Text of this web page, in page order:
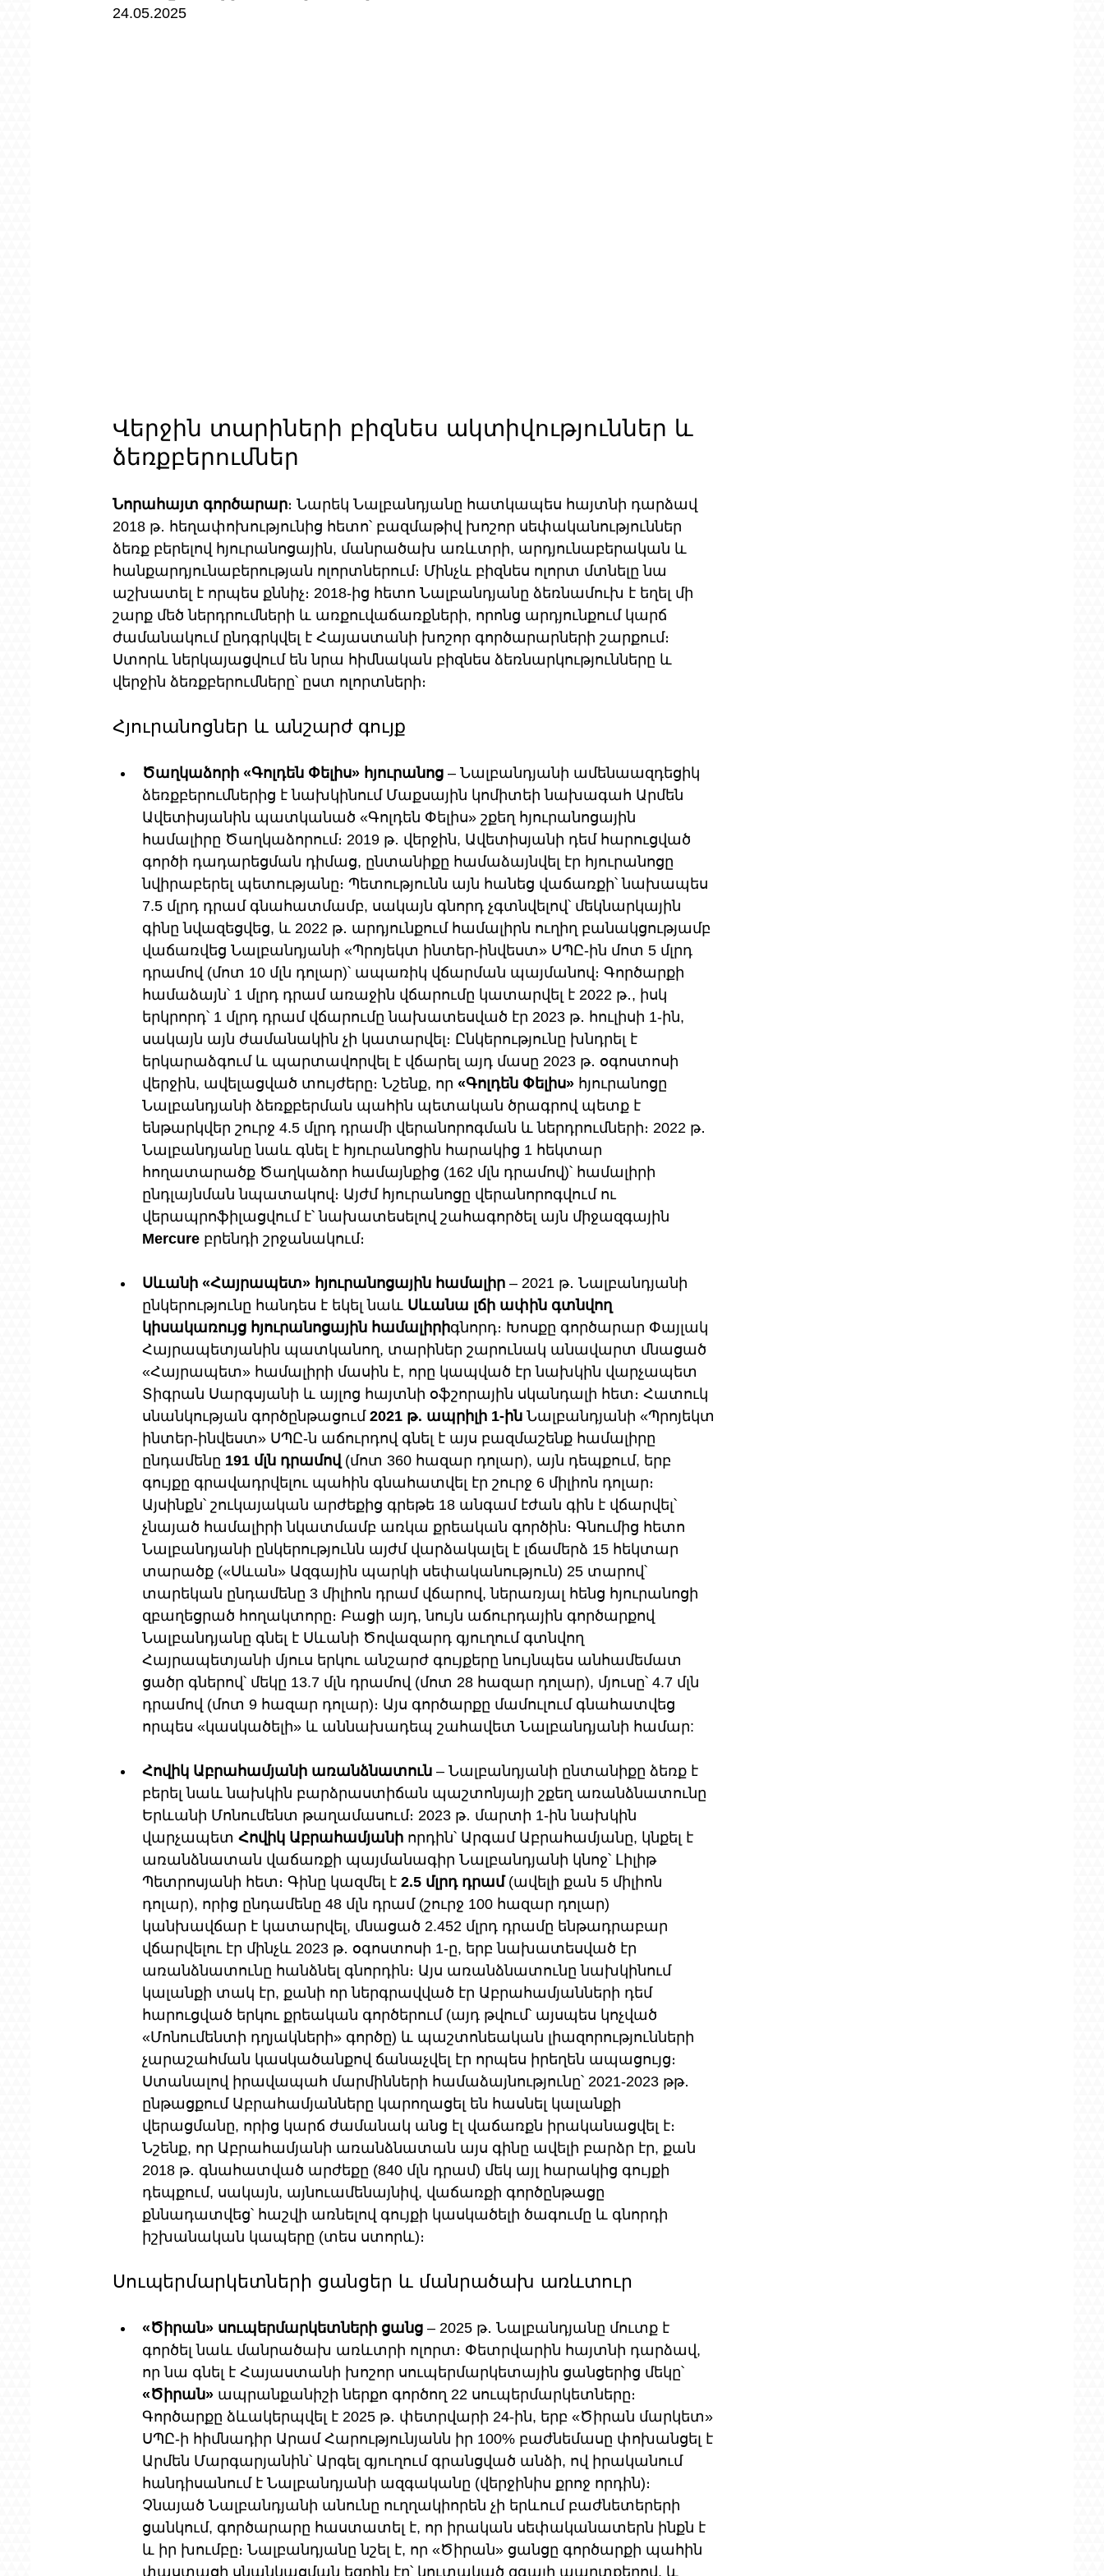
24.05.2025
Վերջին տարիների բիզնես ակտիվություններ և
ձեռքբերումներ
Նորահայտ գործարար։ Նարեկ Նալբանդյանը հատկապես հայտնի դարձավ
2018 թ․ հեղափոխությունից հետո՝ բազմաթիվ խոշոր սեփականություններ
ձեռք բերելով հյուրանոցային, մանրածախ առևտրի, արդյունաբերական և
հանքարդյունաբերության ոլորտներում։ Մինչև բիզնես ոլորտ մտնելը նա
աշխատել է որպես քննիչ։ 2018-ից հետո Նալբանդյանը ձեռնամուխ է եղել մի
շարք մեծ ներդրումների և առքուվաճառքների, որոնց արդյունքում կարճ
ժամանակում ընդգրկվել է Հայաստանի խոշոր գործարարների շարքում։
Ստորև ներկայացվում են նրա հիմնական բիզնես ձեռնարկությունները և
վերջին ձեռքբերումները՝ ըստ ոլորտների։
Հյուրանոցներ և անշարժ գույք
Ծաղկաձորի «Գոլդեն Փելիս» հյուրանոց – Նալբանդյանի ամենաազդեցիկ
ձեռքբերումներից է նախկինում Մաքսային կոմիտեի նախագահ Արմեն
Ավետիսյանին պատկանած «Գոլդեն Փելիս» շքեղ հյուրանոցային
համալիրը Ծաղկաձորում։ 2019 թ․ վերջին, Ավետիսյանի դեմ հարուցված
գործի դադարեցման դիմաց, ընտանիքը համաձայնվել էր հյուրանոցը
նվիրաբերել պետությանը։ Պետությունն այն հանեց վաճառքի՝ նախապես
7.5 մլրդ դրամ գնահատմամբ, սակայն գնորդ չգտնվելով՝ մեկնարկային
գինը նվազեցվեց, և 2022 թ․ արդյունքում համալիրն ուղիղ բանակցությամբ
վաճառվեց Նալբանդյանի «Պրոյեկտ ինտեր-ինվեստ» ՍՊԸ-ին մոտ 5 մլրդ
դրամով (մոտ 10 մլն դոլար)՝ ապառիկ վճարման պայմանով։ Գործարքի
համաձայն՝ 1 մլրդ դրամ առաջին վճարումը կատարվել է 2022 թ․, իսկ
երկրորդ՝ 1 մլրդ դրամ վճարումը նախատեսված էր 2023 թ․ հուլիսի 1-ին,
սակայն այն ժամանակին չի կատարվել։ Ընկերությունը խնդրել է
երկարաձգում և պարտավորվել է վճարել այդ մասը 2023 թ․ օգոստոսի
վերջին, ավելացված տույժերը։ Նշենք, որ «Գոլդեն Փելիս» հյուրանոցը
Նալբանդյանի ձեռքբերման պահին պետական ծրագրով պետք է
ենթարկվեր շուրջ 4.5 մլրդ դրամի վերանորոգման և ներդրումների։ 2022 թ․
Նալբանդյանը նաև գնել է հյուրանոցին հարակից 1 հեկտար
հողատարածք Ծաղկաձոր համայնքից (162 մլն դրամով)՝ համալիրի
ընդլայնման նպատակով։ Այժմ հյուրանոցը վերանորոգվում ու
վերապրոֆիլացվում է՝ նախատեսելով շահագործել այն միջազգային
Mercure բրենդի շրջանակում։
Սևանի «Հայրապետ» հյուրանոցային համալիր – 2021 թ․ Նալբանդյանի
ընկերությունը հանդես է եկել նաև Սևանա լճի ափին գտնվող
կիսակառույց հյուրանոցային համալիրիգնորդ։ Խոսքը գործարար Փայլակ
Հայրապետյանին պատկանող, տարիներ շարունակ անավարտ մնացած
«Հայրապետ» համալիրի մասին է, որը կապված էր նախկին վարչապետ
Տիգրան Սարգսյանի և այլոց հայտնի օֆշորային սկանդալի հետ։ Հատուկ
սնանկության գործընթացում 2021 թ․ ապրիլի 1-ին Նալբանդյանի «Պրոյեկտ
ինտեր-ինվեստ» ՍՊԸ-ն աճուրդով գնել է այս բազմաշենք համալիրը
ընդամենը 191 մլն դրամով (մոտ 360 հազար դոլար), այն դեպքում, երբ
գույքը գրավադրվելու պահին գնահատվել էր շուրջ 6 միլիոն դոլար։
Այսինքն՝ շուկայական արժեքից գրեթե 18 անգամ էժան գին է վճարվել՝
չնայած համալիրի նկատմամբ առկա քրեական գործին։ Գնումից հետո
Նալբանդյանի ընկերությունն այժմ վարձակալել է լճամերձ 15 հեկտար
տարածք («Սևան» Ազգային պարկի սեփականություն) 25 տարով՝
տարեկան ընդամենը 3 միլիոն դրամ վճարով, ներառյալ հենց հյուրանոցի
զբաղեցրած հողակտորը։ Բացի այդ, նույն աճուրդային գործարքով
Նալբանդյանը գնել է Սևանի Ծովազարդ գյուղում գտնվող
Հայրապետյանի մյուս երկու անշարժ գույքերը նույնպես անհամեմատ
ցածր գներով՝ մեկը 13.7 մլն դրամով (մոտ 28 հազար դոլար), մյուսը՝ 4.7 մլն
դրամով (մոտ 9 հազար դոլար)։ Այս գործարքը մամուլում գնահատվեց
որպես «կասկածելի» և աննախադեպ շահավետ Նալբանդյանի համար:
Հովիկ Աբրահամյանի առանձնատուն – Նալբանդյանի ընտանիքը ձեռք է
բերել նաև նախկին բարձրաստիճան պաշտոնյայի շքեղ առանձնատունը
Երևանի Մոնումենտ թաղամասում։ 2023 թ․ մարտի 1-ին նախկին
վարչապետ Հովիկ Աբրահամյանի որդին՝ Արգամ Աբրահամյանը, կնքել է
առանձնատան վաճառքի պայմանագիր Նալբանդյանի կնոջ՝ Լիլիթ
Պետրոսյանի հետ։ Գինը կազմել է 2.5 մլրդ դրամ (ավելի քան 5 միլիոն
դոլար), որից ընդամենը 48 մլն դրամ (շուրջ 100 հազար դոլար)
կանխավճար է կատարվել, մնացած 2.452 մլրդ դրամը ենթադրաբար
վճարվելու էր մինչև 2023 թ․ օգոստոսի 1-ը, երբ նախատեսված էր
առանձնատունը հանձնել գնորդին։ Այս առանձնատունը նախկինում
կալանքի տակ էր, քանի որ ներգրավված էր Աբրահամյանների դեմ
հարուցված երկու քրեական գործերում (այդ թվում՝ այսպես կոչված
«Մոնումենտի դղյակների» գործը) և պաշտոնեական լիազորությունների
չարաշահման կասկածանքով ճանաչվել էր որպես իրեղեն ապացույց։
Ստանալով իրավապահ մարմինների համաձայնությունը՝ 2021-2023 թթ․
ընթացքում Աբրահամյանները կարողացել են հասնել կալանքի
վերացմանը, որից կարճ ժամանակ անց էլ վաճառքն իրականացվել է։
Նշենք, որ Աբրահամյանի առանձնատան այս գինը ավելի բարձր էր, քան
2018 թ․ գնահատված արժեքը (840 մլն դրամ) մեկ այլ հարակից գույքի
դեպքում, սակայն, այնուամենայնիվ, վաճառքի գործընթացը
քննադատվեց՝ հաշվի առնելով գույքի կասկածելի ծագումը և գնորդի
իշխանական կապերը (տես ստորև)։
Սուպերմարկետների ցանցեր և մանրածախ առևտուր
«Ծիրան» սուպերմարկետների ցանց – 2025 թ․ Նալբանդյանը մուտք է
գործել նաև մանրածախ առևտրի ոլորտ։ Փետրվարին հայտնի դարձավ,
որ նա գնել է Հայաստանի խոշոր սուպերմարկետային ցանցերից մեկը՝
«Ծիրան» ապրանքանիշի ներքո գործող 22 սուպերմարկետները։
Գործարքը ձևակերպվել է 2025 թ․ փետրվարի 24-ին, երբ «Ծիրան մարկետ»
ՍՊԸ-ի հիմնադիր Արամ Հարությունյանն իր 100% բաժնեմասը փոխանցել է
Արմեն Մարգարյանին՝ Արգել գյուղում գրանցված անձի, ով իրականում
հանդիսանում է Նալբանդյանի ազգականը (վերջինիս քրոջ որդին)։
Չնայած Նալբանդյանի անունը ուղղակիորեն չի երևում բաժնետերերի
ցանկում, գործարարը հաստատել է, որ իրական սեփականատերն ինքն է
և իր խումբը։ Նալբանդյանը նշել է, որ «Ծիրան» ցանցը գործարքի պահին
փաստացի սնանկացման եզրին էր՝ կուտակած զգալի պարտքերով, և